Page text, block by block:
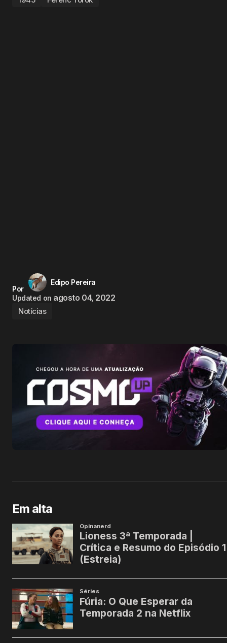
Por
Edipo Pereira
Updated on agosto 04, 2022
Notícias
Em alta